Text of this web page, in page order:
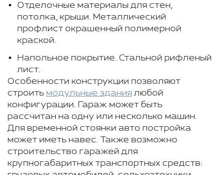
Отделочные материалы для стен,
потолка, крыши. Металлический
профлист окрашенный полимерной
краской.
Напольное покрытие. Стальной рифленый
лист.
Особенности конструкции позволяют
строить модульные здания любой
конфигурации. Гараж может быть
рассчитан на одну или несколько машин.
Для временной стоянки авто постройка
может иметь навес. Также возможно
строительство гаражей для
крупногабаритных транспортных средств: